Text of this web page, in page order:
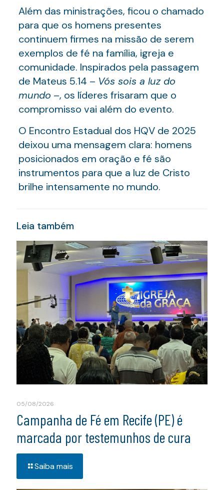
Além das ministrações, ficou o chamado
para que os homens presentes
continuem firmes na missão de serem
exemplos de fé na família, igreja e
comunidade. Inspirados pela passagem
de Mateus 5.14 – Vós sois a luz do
mundo –, os líderes frisaram que o
compromisso vai além do evento.
O Encontro Estadual dos HQV de 2025
deixou uma mensagem clara: homens
posicionados em oração e fé são
instrumentos para que a luz de Cristo
brilhe intensamente no mundo.
Leia também
05/08/2026
Campanha de Fé em Recife (PE) é
marcada por testemunhos de cura
Saiba mais